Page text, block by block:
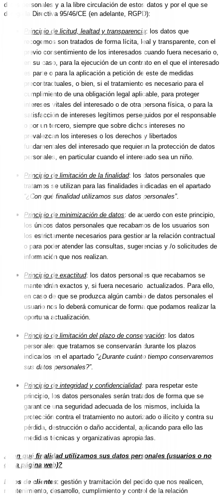
datos personales y a la libre circulación de estos datos y por el que se
deroga la Directiva 95/46/CE (en adelante, RGPD):
Principio de licitud, lealtad y transparencia: los datos que
recogemos son tratados de forma lícita, leal y transparente, con el
previo consentimiento de los interesados cuando fuera necesario o,
en su caso, para la ejecución de un contrato en el que el interesado
es parte o para la aplicación a petición de este de medidas
precontractuales, o bien, si el tratamiento es necesario para el
cumplimiento de una obligación legal aplicable, para proteger
intereses vitales del interesado o de otra persona física, o para la
satisfacción de intereses legítimos perseguidos por el responsable
o por un tercero, siempre que sobre dichos intereses no
prevalezcan los intereses o los derechos y libertados
fundamentales del interesado que requieran la protección de datos
personales, en particular cuando el interesado sea un niño.
Principio de limitación de la finalidad: los datos personales que
tratamos se utilizan para las finalidades indicadas en el apartado
“¿Con qué finalidad utilizamos sus datos personales”.
Principio de minimización de datos: de acuerdo con este principio,
los únicos datos personales que recabamos de los usuarios son
los estrictamente necesarios para gestionar la relación contractual
o para poder atender las consultas, sugerencias y /o solicitudes de
información que nos realizan.
Principio de exactitud: los datos personales que recabamos se
mantendrán exactos y, si fuera necesario, actualizados. Para ello,
en caso de que se produzca algún cambio de datos personales el
usuario nos lo deberá comunicar de forma que podamos realizar la
oportuna actualización.
Principio de limitación del plazo de conservación: los datos
personales que tratamos se conservarán durante los plazos
indicados en el apartado “¿Durante cuánto tiempo conservaremos
sus datos personales?”.
Principio de integridad y confidencialidad: para respetar este
principio, los datos personales serán tratados de forma que se
garantice una seguridad adecuada de los mismos, incluida la
protección contra el tratamiento no autorizado o ilícito y contra su
pérdida, destrucción o daño accidental, aplicando para ello las
medidas técnicas y organizativas apropiadas.
¿Con qué finalidad utilizamos sus datos personales (usuarios o no
de la página web)?
Datos de clientes: gestión y tramitación del pedido que nos realicen,
mantenimiento, desarrollo, cumplimiento y control de la relación